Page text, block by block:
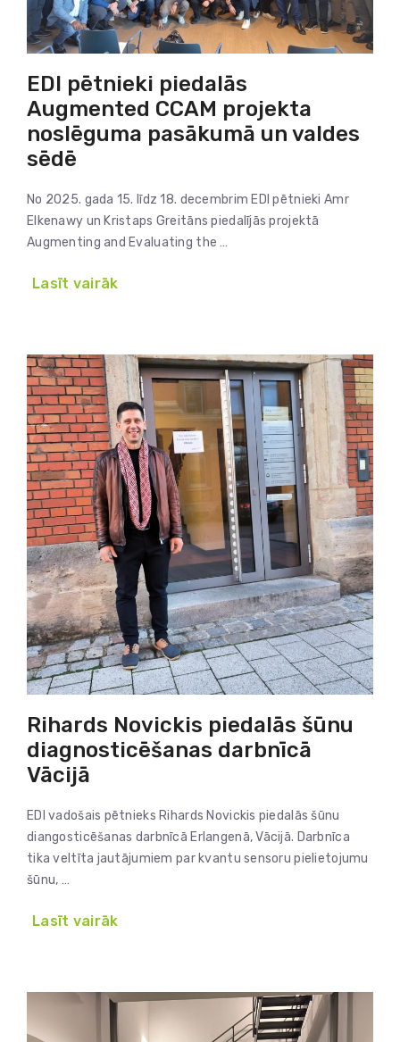
EDI pētnieki piedalās
Augmented CCAM projekta
noslēguma pasākumā un valdes
sēdē
No 2025. gada 15. līdz 18. decembrim EDI pētnieki Amr
Elkenawy un Kristaps Greitāns piedalījās projektā
Augmenting and Evaluating the …
Lasīt vairāk
Rihards Novickis piedalās šūnu
diagnosticēšanas darbnīcā
Vācijā
EDI vadošais pētnieks Rihards Novickis piedalās šūnu
diangosticēšanas darbnīcā Erlangenā, Vācijā. Darbnīca
tika veltīta jautājumiem par kvantu sensoru pielietojumu
šūnu, …
Lasīt vairāk